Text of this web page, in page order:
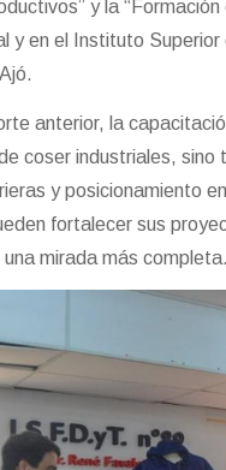
y la
y en el Instituto
anterior, la
coser industriales,
y posicionamiento
fortalecer sus
mirada más completa.